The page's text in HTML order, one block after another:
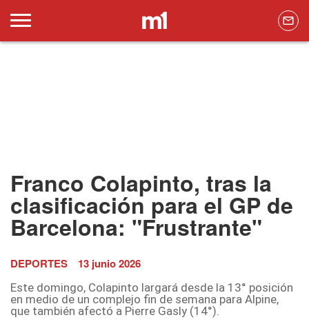
Franco Colapinto, tras la
clasificación para el GP de
Barcelona: "Frustrante"
DEPORTES 13 junio 2026
Este domingo, Colapinto largará desde la 13° posición
en medio de un complejo fin de semana para Alpine,
que también afectó a Pierre Gasly (14°).